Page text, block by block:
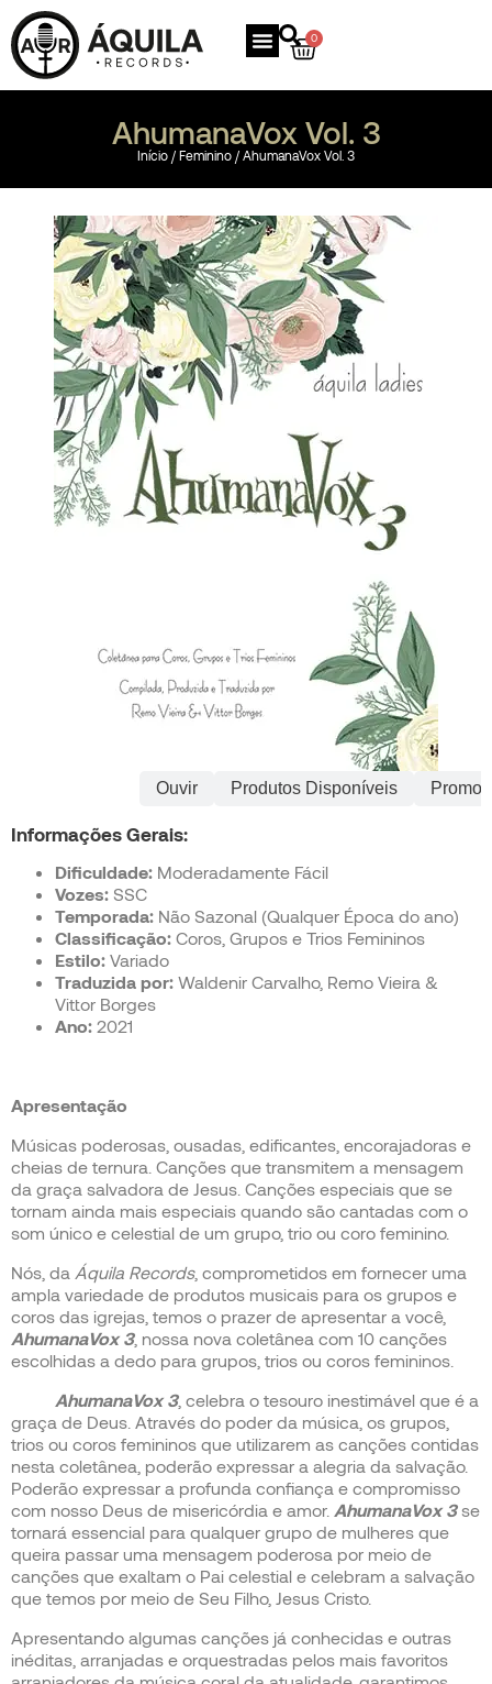
0
AhumanaVox Vol. 3
Início / Feminino / AhumanaVox Vol. 3
Ouvir Produtos Disponíveis
Informações Gerais:
Dificuldade: Moderadamente Fácil
Vozes: SSC
Temporada: Não Sazonal (Qualquer Época do ano)
Classificação: Coros, Grupos e Trios Femininos
Estilo: Variado
Traduzida por: Waldenir Carvalho, Remo Vieira &
Vittor Borges
Ano: 2021
Apresentação
Músicas poderosas, ousadas, edificantes, encorajadoras e
cheias de ternura. Canções que transmitem a mensagem
da graça salvadora de Jesus. Canções especiais que se
tornam ainda mais especiais quando são cantadas com o
som único e celestial de um grupo, trio ou coro feminino.
Nós, da Áquila Records, comprometidos em fornecer uma
ampla variedade de produtos musicais para os grupos e
coros das igrejas, temos o prazer de apresentar a você,
AhumanaVox 3, nossa nova coletânea com 10 canções
escolhidas a dedo para grupos, trios ou coros femininos.
AhumanaVox 3, celebra o tesouro inestimável que é a
graça de Deus. Através do poder da música, os grupos,
trios ou coros femininos que utilizarem as canções contidas
nesta coletânea, poderão expressar a alegria da salvação.
Poderão expressar a profunda confiança e compromisso
com nosso Deus de misericórdia e amor. AhumanaVox 3se
tornará essencial para qualquer grupo de mulheres que
queira passar uma mensagem poderosa por meio de
canções que exaltam o Pai celestial e celebram a salvação
que temos por meio de Seu Filho, Jesus Cristo.
Apresentando algumas canções já conhecidas e outras
inéditas, arranjadas e orquestradas pelos mais favoritos